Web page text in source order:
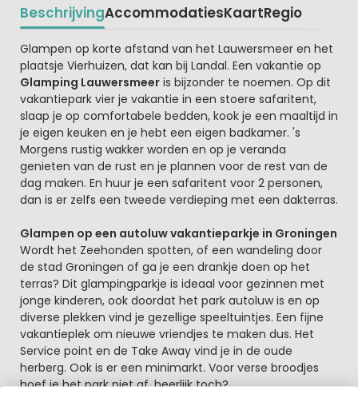
BeschrijvingAccommodatiesKaartRegio
Beschrijving
Glampen op korte afstand van het Lauwersmeer en het
plaatsje Vierhuizen, dat kan bij Landal. Een vakantie op
Glamping Lauwersmeeris bijzonder te noemen. Op dit
vakantiepark vier je vakantie in een stoere safaritent,
slaap je op comfortabele bedden, kook je een maaltijd in
je eigen keuken en je hebt een eigen badkamer. 's
Morgens rustig wakker worden en op je veranda
genieten van de rust en je plannen voor de rest van de
dag maken. En huur je een safaritent voor 2 personen,
dan is er zelfs een tweede verdieping met een dakterras.
Glampen op een autoluw vakantieparkje in Groningen
Wordt het Zeehonden spotten, of een wandeling door
de stad Groningen of ga je een drankje doen op het
terras? Dit glampingparkje is ideaal voor gezinnen met
jonge kinderen, ook doordat het park autoluw is en op
diverse plekken vind je gezellige speeltuintjes. Een fijne
vakantieplek om nieuwe vriendjes te maken dus. Het
Service point en de Take Away vind je in de oude
herberg. Ook is er een minimarkt. Voor verse broodjes
hoef je het park niet af, heerlijk toch?